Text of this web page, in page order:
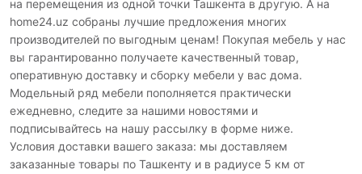
на перемещения из одной точки Ташкента в другую. А на
home24.uz собраны лучшие предложения многих
производителей по выгодным ценам! Покупая мебель у нас
вы гарантированно получаете качественный товар,
оперативную доставку и сборку мебели у вас дома.
Модельный ряд мебели пополняется практически
ежедневно, следите за нашими новостями и
подписывайтесь на нашу рассылку в форме ниже.
Условия доставки вашего заказа: мы доставляем
заказанные товары по Ташкенту и в радиусе 5 км от